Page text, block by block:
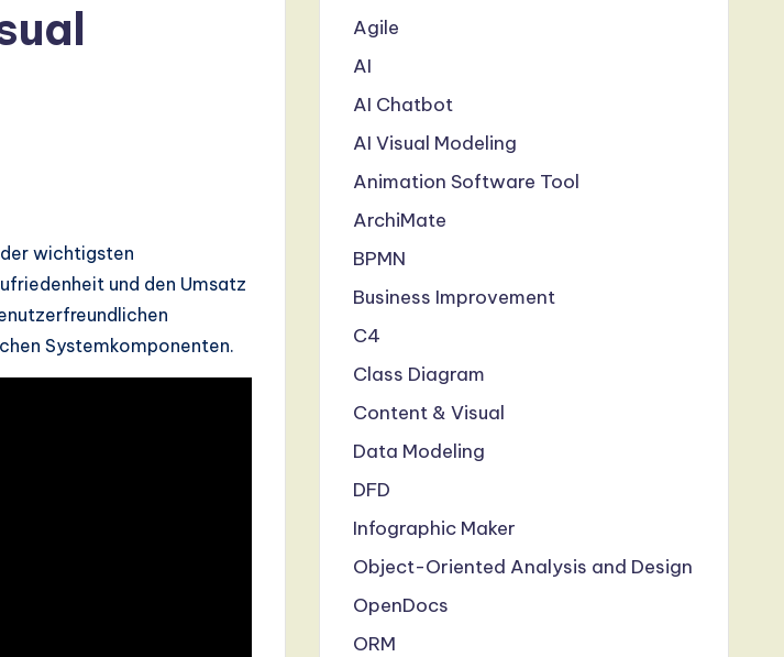
wichtigsten
und den Umsatz
Systemkomponenten.
Agile
AI
AI Chatbot
AI Visual Modeling
Animation Software Tool
ArchiMate
BPMN
Business Improvement
C4
Class Diagram
Content & Visual
Data Modeling
DFD
Infographic Maker
Object-Oriented Analysis and Design
OpenDocs
ORM